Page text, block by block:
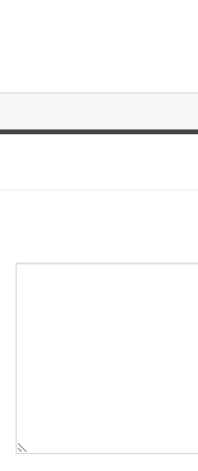
دولية